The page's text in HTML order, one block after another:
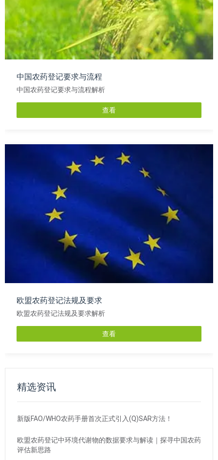
中国农药登记要求与流程
中国农药登记要求与流程解析
查看
欧盟农药登记法规及要求
欧盟农药登记法规及要求解析
查看
精选资讯
新版FAO/WHO农药手册首次正式引入(Q)SAR方法！
欧盟农药登记中环境代谢物的数据要求与解读｜探寻中国农药
评估新思路